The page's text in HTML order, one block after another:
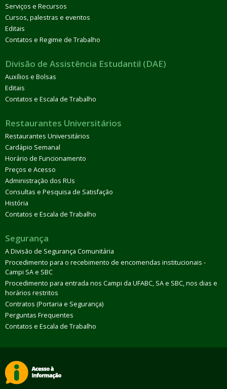
Serviços e Recursos
Cursos, palestras e eventos
Editais
Contatos e Regime de Trabalho
Divisão de Assistência Estudantil (DAE)
Auxílios e Bolsas
Editais
Contatos e Escala de Trabalho
Restaurantes Universitários
Restaurantes Universitários
Cardápio Semanal
Horário de Funcionamento
Preços e Acesso
Administração dos RUs
Consultas e Pesquisa de Satisfação
História
Contatos e Escala de Trabalho
Segurança
A Divisão de Segurança Comunitária
Procedimento para o recebimento de encomendas institucionais -
Campi SA e SBC
Procedimento para entrada nos Campi da UFABC, SA e SBC, nos dias e
horários restritos
Contratos (Portaria e Segurança)
Perguntas Frequentes
Contatos e Escala de Trabalho